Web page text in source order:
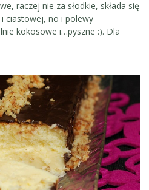
raczej nie za słodkie, składa się
ciastowej, no i polewy
kokosowe i…pyszne :). Dla